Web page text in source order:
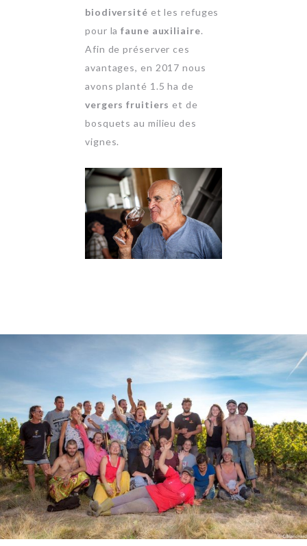
biodiversité et les refuges
pour lafaune auxiliaire.
Afin de préserver ces
avantages, en 2017 nous
avons planté 1.5 ha de
vergers fruitiers et de
bosquets au milieu des
vignes.